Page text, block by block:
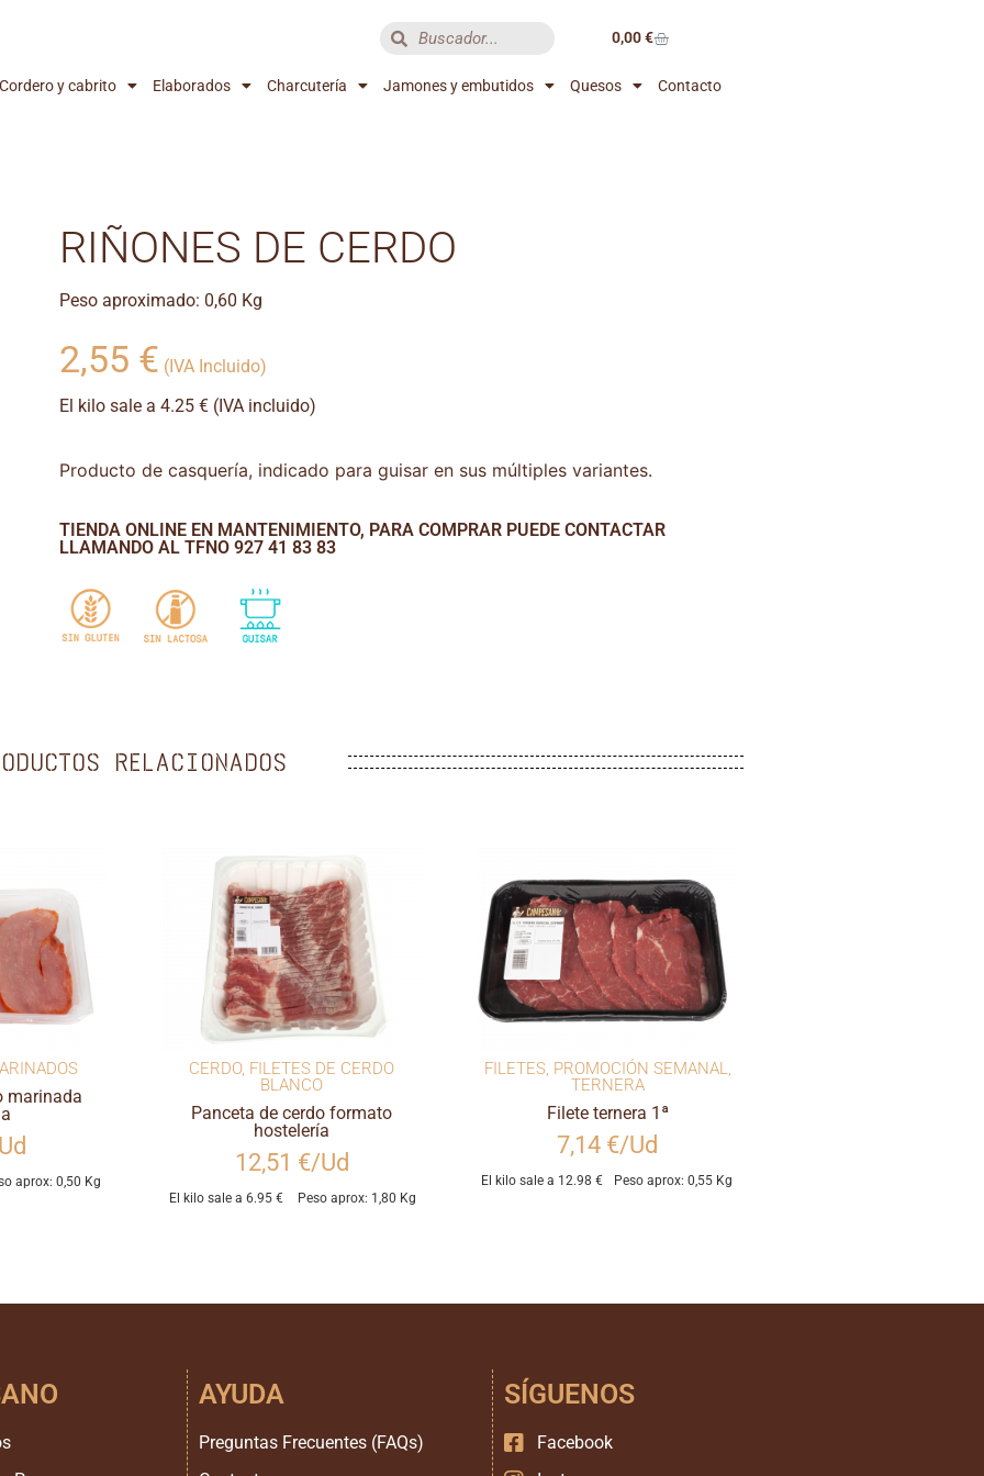
0,00€
Cordero y cabrito Elaborados Charcutería Jamones y embutidos Quesos Contacto
RIÑONES DE CERDO
Peso aproximado: 0,60 Kg
2,55 € (IVA Incluido)
El kilo sale a 4.25 € (IVA incluido)
Producto de casquería, indicado para guisar en sus múltiples variantes.
TIENDA ONLINE EN MANTENIMIENTO, PARA COMPRAR PUEDE CONTACTAR
LLAMANDO AL TFNO 927 41 83 83
RELACIONADOS
marinada
aprox: 0,50 Kg
CERDO, FILETES DE CERDO
BLANCO
Panceta de cerdo formato
hostelería
12,51 €/Ud
El kilo sale a 6.95 € Peso aprox: 1,80 Kg
FILETES, PROMOCIÓN SEMANAL,
TERNERA
Filete ternera 1ª
7,14 €/Ud
El kilo sale a 12.98 € Peso aprox: 0,55 Kg
AYUDA
Preguntas Frecuentes (FAQs)
SÍGUENOS
Facebook